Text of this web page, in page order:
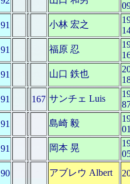
91 小林 宏之
91 福原 忍
91 山口 鉄也
91 167 サンチェ Luis
91 島崎 毅
91 岡本 晃
90 アブレウ Albert